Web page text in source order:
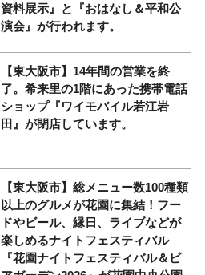
資料展示』と『おはなし＆平和公
演会』が行われます。
【東大阪市】14年間の営業を終
了。希来里の1階にあった携帯電話
ショップ『ワイモバイル若江岩
田』が閉店しています。
【東大阪市】総メニュー数100種類
以上のグルメが花園に集結！フー
ドやビール、縁日、ライブなどが
楽しめるナイトフェスティバル
『花園ナイトフェスティバル＆ビ